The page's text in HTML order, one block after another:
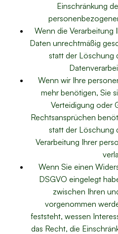
Einschränkung
Wenn die Verarbeitung
Daten unrechtmäßig
statt der Löschung
Wenn wir Ihre
mehr benötigen, Sie
Verteidigung oder
Rechtsansprüchen
statt der Löschung
Verarbeitung Ihrer
Wenn Sie einen
DSGVO eingelegt
zwischen Ihren
vorgenommen
feststeht, wessen
das Recht, die